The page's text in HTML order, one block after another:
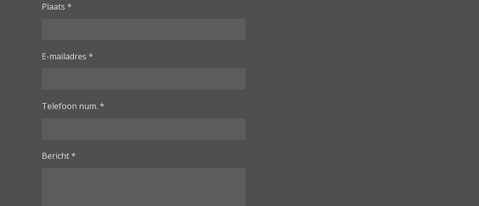
Plaats *
E-mailadres *
Telefoon num. *
Bericht *